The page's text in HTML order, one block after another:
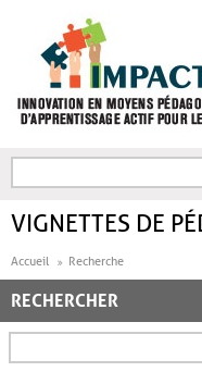
FORMULAIRE DE
VIGNETTES DE
Accueil Recherche
RECHERCHER